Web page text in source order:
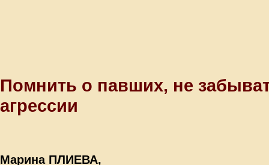
Помнить о павших, не
агрессии
Марина ПЛИЕВА,